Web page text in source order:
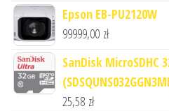
Epson EB-PU2120W
99999,00 zł
SanDisk MicroSDHC
25,58 zł